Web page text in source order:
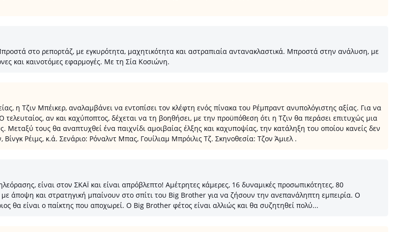
στο ρεπορτάζ, με εγκυρότητα, μαχητικότητα και αστραπιαία αντανακλαστικά. Μπροστά στην ανάλυση, με
και καινοτόμες εφαρμογές. Με τη Σία Κοσιώνη.
η Τζιν Μπέικερ, αναλαμβάνει να εντοπίσει τον κλέφτη ενός πίνακα του Ρέμπραντ ανυπολόγιστης αξίας. Για να
αν και καχύποπτος, δέχεται να τη βοηθήσει, με την προϋπόθεση ότι η Τζιν θα περάσει επιτυχώς μια
τους θα αναπτυχθεί ένα παιχνίδι αμοιβαίας έλξης και καχυποψίας, την κατάληξη του οποίου κανείς δεν
Ρέιμς, κ.ά. Σενάριο: Ρόναλντ Μπας, Γουίλιαμ Μπρόιλις Τζ. Σκηνοθεσία: Τζον Άμιελ .
είναι στον ΣΚΑΪ και είναι απρόβλεπτο! Αμέτρητες κάμερες, 16 δυναμικές προσωπικότητες, 80
άποψη και στρατηγική μπαίνουν στο σπίτι του Big Brother για να ζήσουν την ανεπανάληπτη εμπειρία. Ο
θα είναι ο παίκτης που αποχωρεί. Ο Big Brother φέτος είναι αλλιώς και θα συζητηθεί πολύ...